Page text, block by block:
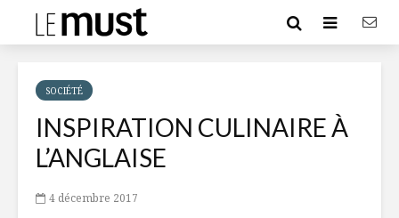
SOCIÉTÉ
INSPIRATION CULINAIRE À
L’ANGLAISE
4 décembre 2017